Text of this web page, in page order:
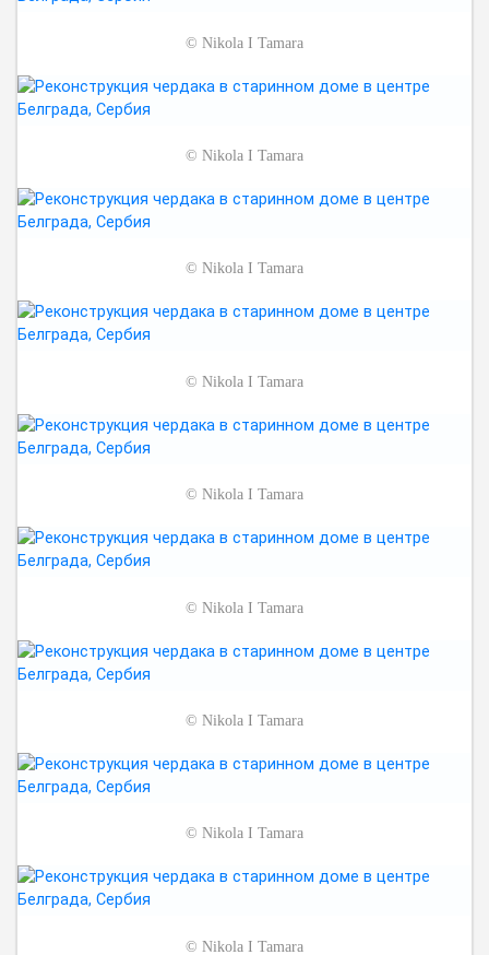
© Nikola I Tamara
© Nikola I Tamara
© Nikola I Tamara
© Nikola I Tamara
© Nikola I Tamara
© Nikola I Tamara
© Nikola I Tamara
© Nikola I Tamara
© Nikola I Tamara